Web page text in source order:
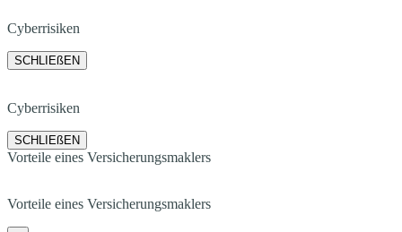
Cyberrisiken
SCHLIEßEN
Cyberrisiken
SCHLIEßEN
Vorteile eines Versicherungsmaklers
Vorteile eines Versicherungsmaklers